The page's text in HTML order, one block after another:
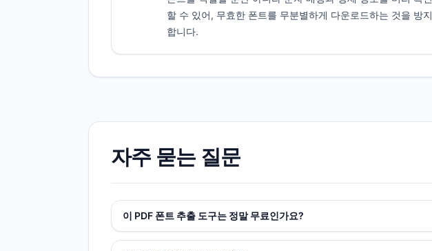
할 수 있어, 무효한 폰트를 무분별하게 다운로드하는 것을 방지
합니다.
자주 묻는 질문
이 PDF 폰트 추출 도구는 정말 무료인가요?